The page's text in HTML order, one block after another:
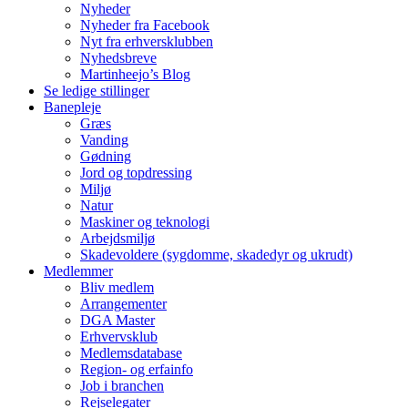
Nyheder
Nyheder fra Facebook
Nyt fra erhversklubben
Nyhedsbreve
Martinheejo’s Blog
Se ledige stillinger
Banepleje
Græs
Vanding
Gødning
Jord og topdressing
Miljø
Natur
Maskiner og teknologi
Arbejdsmiljø
Skadevoldere (sygdomme, skadedyr og ukrudt)
Medlemmer
Bliv medlem
Arrangementer
DGA Master
Erhvervsklub
Medlemsdatabase
Region- og erfainfo
Job i branchen
Rejselegater